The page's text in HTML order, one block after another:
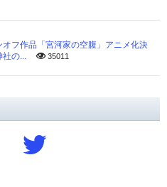
フ作品「宮河家の空腹」アニメ化決
社の...
35011